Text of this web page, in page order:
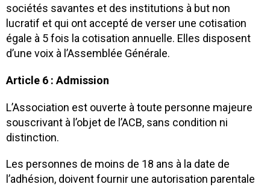
sociétés savantes et des institutions à but non
lucratif et qui ont accepté de verser une cotisation
égale à 5 fois la cotisation annuelle. Elles disposent
d’une voix à l’Assemblée Générale.
Article 6 : Admission
L’Association est ouverte à toute personne majeure
souscrivant à l’objet de l’ACB, sans condition ni
distinction.
Les personnes de moins de 18 ans à la date de
l’adhésion, doivent fournir une autorisation parentale